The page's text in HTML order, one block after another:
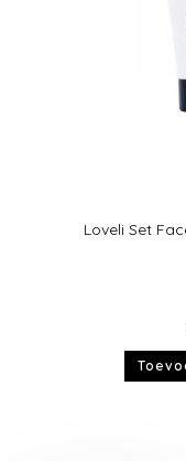
Loveli Set